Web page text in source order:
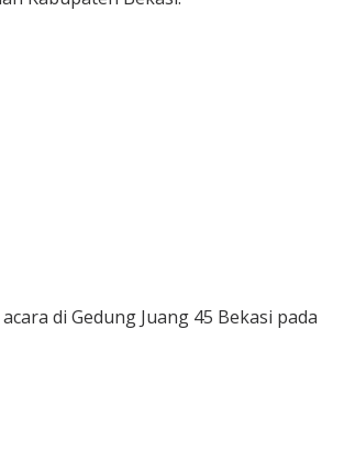
di Gedung Juang 45 Bekasi pada